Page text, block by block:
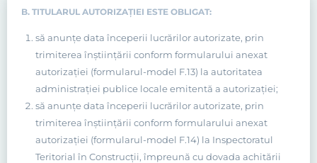
B. TITULARUL AUTORIZAŢIEI ESTE OBLIGAT:
să anunţe data începerii lucrărilor autorizate, prin
trimiterea înştiinţării conform formularului anexat
autorizaţiei (formularul-model F.13) la autoritatea
administraţiei publice locale emitentă a autorizaţiei;
să anunţe data începerii lucrărilor autorizate, prin
trimiterea înştiinţării conform formularului anexat
autorizaţiei (formularul-model F.14) la Inspectoratul
Teritorial în Construcţii, împreună cu dovada achitării